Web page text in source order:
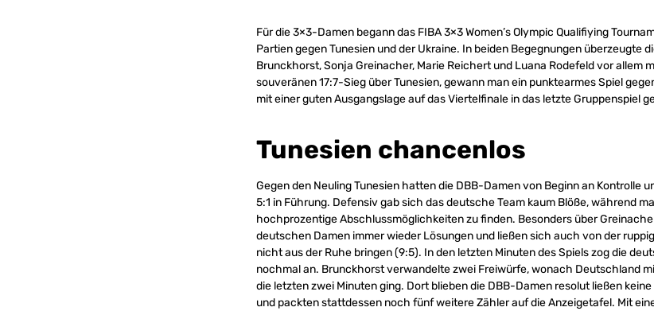
Für die 3×3-Damen begann das FIBA 3×3 Women’s Olympic Qualifiying
Partien gegen Tunesien und der Ukraine. In beiden Begegnungen überzeugte
Brunckhorst, Sonja Greinacher, Marie Reichert und Luana Rodefeld vor allem
souveränen 17:7-Sieg über Tunesien, gewann man ein punktearmes Spiel
mit einer guten Ausgangslage auf das Viertelfinale in das letzte Gruppenspiel
Tunesien chancenlos
Gegen den Neuling Tunesien hatten die DBB-Damen von Beginn an Kontrolle
5:1 in Führung. Defensiv gab sich das deutsche Team kaum Blöße, während
hochprozentige Abschlussmöglichkeiten zu finden. Besonders über
deutschen Damen immer wieder Lösungen und ließen sich auch von der
nicht aus der Ruhe bringen (9:5). In den letzten Minuten des Spiels zog die
nochmal an. Brunckhorst verwandelte zwei Freiwürfe, wonach Deutschland
die letzten zwei Minuten ging. Dort blieben die DBB-Damen resolut ließen
und packten stattdessen noch fünf weitere Zähler auf die Anzeigetafel. Mit